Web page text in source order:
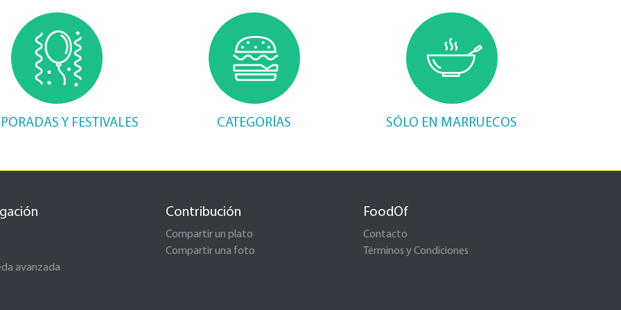
Y FESTIVALES CATEGORÍAS SÓLO EN MARRUECOS
avanzada
Contribución
Compartir un plato
Compartir una foto
FoodOf
Contacto
Términos y Condiciones